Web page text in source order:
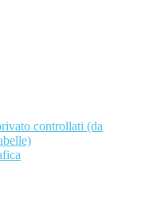
controllati (da